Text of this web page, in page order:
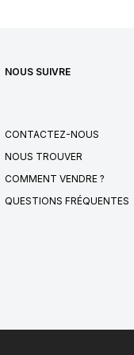
NOUS SUIVRE
CONTACTEZ-NOUS
NOUS TROUVER
COMMENT VENDRE ?
QUESTIONS FRÉQUENTES